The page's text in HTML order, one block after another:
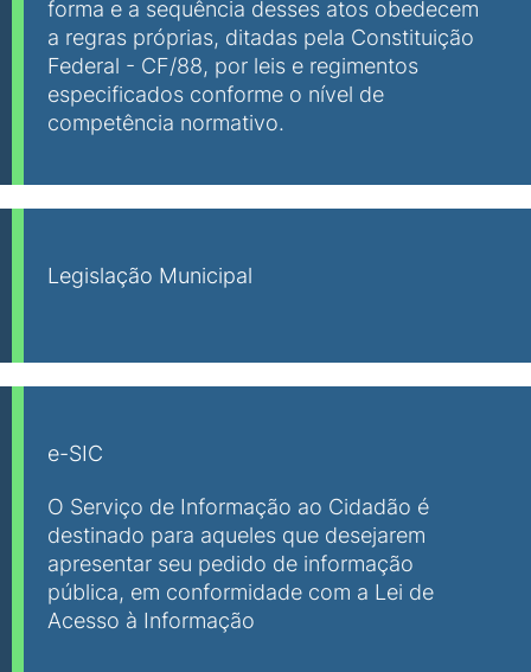
forma e a sequência desses atos obedecem
a regras próprias, ditadas pela Constituição
Federal - CF/88, por leis e regimentos
especificados conforme o nível de
competência normativo.
Legislação Municipal
e-SIC
O Serviço de Informação ao Cidadão é
destinado para aqueles que desejarem
apresentar seu pedido de informação
pública, em conformidade com a Lei de
Acesso à Informação